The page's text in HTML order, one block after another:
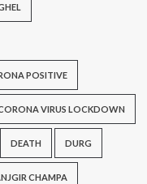
POSITIVE
VIRUS LOCKDOWN
DEATH DURG
CHAMPA